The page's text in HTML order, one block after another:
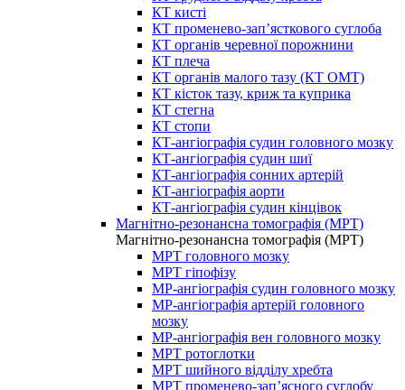
КТ кисті
КТ променево-зап’ясткового суглоба
КТ органів черевної порожнини
КТ плеча
КТ органів малого тазу (КТ ОМТ)
КТ кісток тазу, криж та куприка
КТ стегна
КТ стопи
КТ-ангіографія судин головного мозку
КТ-ангіографія судин шиї
КТ-ангіографія сонних артерій
КТ-ангіографія аорти
КТ-ангіографія судин кінцівок
Магнітно-резонансна томографія (МРТ)
Магнітно-резонансна томографія (МРТ)
МРТ головного мозку
МРТ гіпофізу
МР-ангіографія судин головного мозку
МР-ангіографія артерій головного
мозку
МР-ангіографія вен головного мозку
МРТ ротоглотки
МРТ шийного відділу хребта
МРТ променево-зап’ясного суглобу